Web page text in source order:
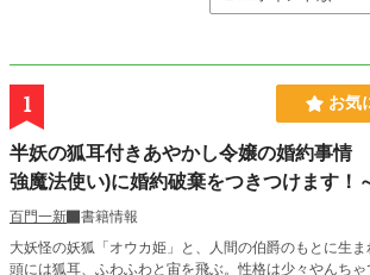
1 お気
半妖の狐耳付きあやかし令嬢の婚約事情
強魔法使い)に婚約破棄をつきつけます！
百門一新
書籍情報
大妖怪の妖狐「オウカ姫」と、人間の伯爵のもとに生ま
頭には狐耳、ふわふわと宙を飛ぶ。性格は少々やんち